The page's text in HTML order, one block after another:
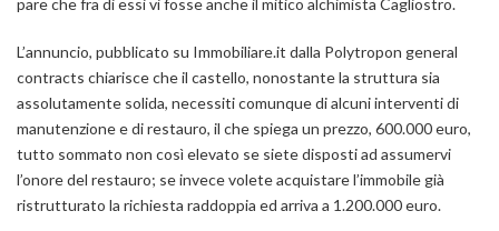
pare che fra di essi vi fosse anche il mitico alchimista Cagliostro.
L’annuncio, pubblicato su Immobiliare.it dalla Polytropon general
contracts chiarisce che il castello, nonostante la struttura sia
assolutamente solida, necessiti comunque di alcuni interventi di
manutenzione e di restauro, il che spiega un prezzo, 600.000 euro,
tutto sommato non così elevato se siete disposti ad assumervi
l’onore del restauro; se invece volete acquistare l’immobile già
ristrutturato la richiesta raddoppia ed arriva a 1.200.000 euro.